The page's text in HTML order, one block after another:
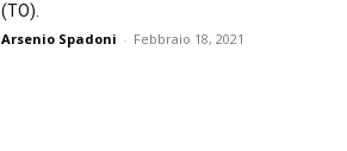
(TO).
Arsenio Spadoni - Febbraio 18, 2021